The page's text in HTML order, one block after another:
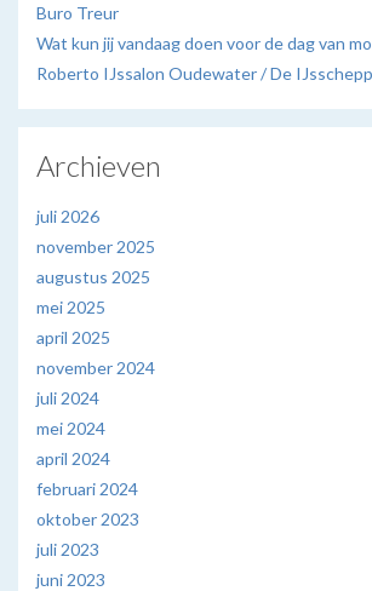
Buro Treur
Wat kun jij vandaag doen voor de dag van
Roberto IJssalon Oudewater / De
Archieven
juli 2026
november 2025
augustus 2025
mei 2025
april 2025
november 2024
juli 2024
mei 2024
april 2024
februari 2024
oktober 2023
juli 2023
juni 2023